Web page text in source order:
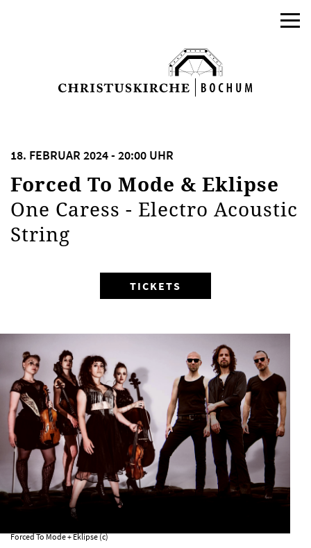
AKTUELLES
PROGRAMM
KIRCHE DER KULTUREN
FOTOS
KONTAKT
18. FEBRUAR 2024 - 20:00 UHR
Forced To Mode & Eklipse
One Caress - Electro Acoustic
String
TICKETS
Forced To Mode + Eklipse (c)